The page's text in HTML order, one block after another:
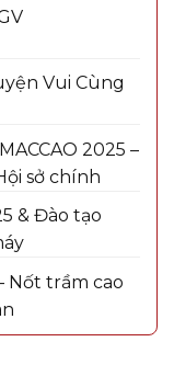
Vui Cùng
2025 –
sở chính
& Đào tạo
Nốt trầm cao